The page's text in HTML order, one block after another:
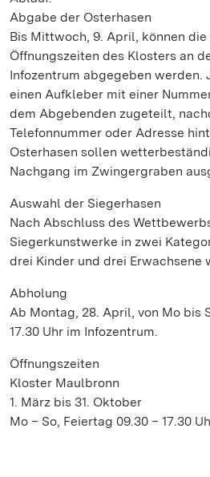
Abgabe der Osterhasen
Bis Mittwoch, 9. April, können die
Öffnungszeiten des Klosters an
Infozentrum abgegeben werden.
einen Aufkleber mit einer
dem Abgebenden zugeteilt,
Telefonnummer oder Adresse
Osterhasen sollen
Nachgang im Zwingergraben
Auswahl der Siegerhasen
Nach Abschluss des
Siegerkunstwerke in zwei
drei Kinder und drei Erwachsene
Abholung
Ab Montag, 28. April, von Mo bis
17.30 Uhr im Infozentrum.
Öffnungszeiten
Kloster Maulbronn
1. März bis 31. Oktober
Mo – So, Feiertag 09.30 – 17.30